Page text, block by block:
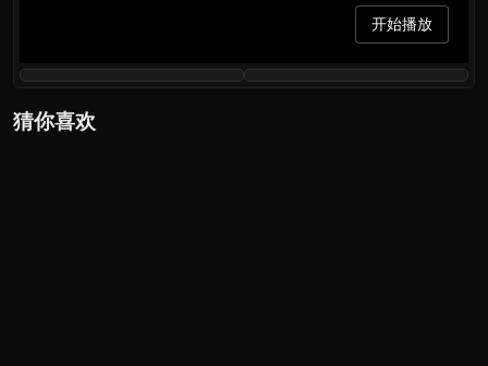
开始播放
猜你喜欢